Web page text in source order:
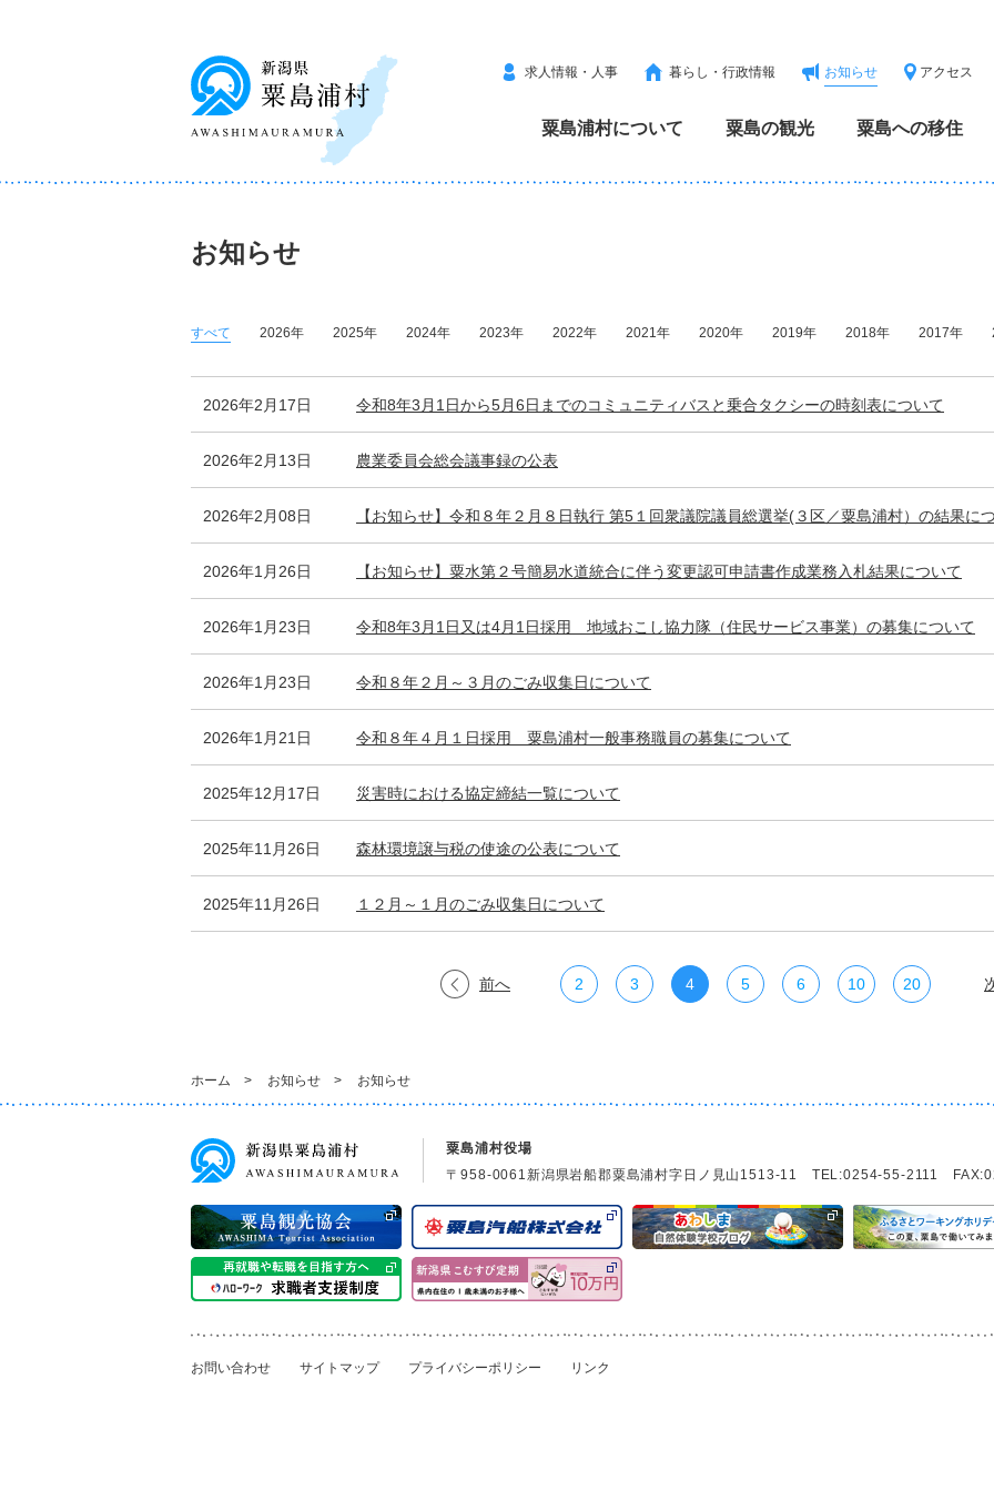
粟島浦村について 粟島の観光 粟島への移住
求人情報・人事 暮らし・行政情報 お知らせ アクセス
お知らせ
すべて 2026年 2025年 2024年 2023年 2022年 2021年 2020年 2019年 2018年 2017年
2026年2月17日 令和8年3月1日から5月6日までのコミュニティバスと乗合タクシーの時刻表について
2026年2月13日 農業委員会総会議事録の公表
2026年2月08日 【お知らせ】令和８年２月８日執行 第5１回衆議院議員総選挙(３区／粟島浦村）の結果に
2026年1月26日 【お知らせ】粟水第２号簡易水道統合に伴う変更認可申請書作成業務入札結果について
2026年1月23日 令和8年3月1日又は4月1日採用 地域おこし協力隊（住民サービス事業）の募集について
2026年1月23日 令和８年２月～３月のごみ収集日について
2026年1月21日 令和８年４月１日採用 粟島浦村一般事務職員の募集について
2025年12月17日 災害時における協定締結一覧について
2025年11月26日 森林環境譲与税の使途の公表について
2025年11月26日 １２月～１月のごみ収集日について
前へ 2 3 4 5 6 10 20
ホーム > お知らせ > お知らせ
粟島浦村役場
〒958-0061新潟県岩船郡粟島浦村字日ノ見山1513-11 TEL:0254-55-2111
お問い合わせ サイトマップ プライバシーポリシー リンク